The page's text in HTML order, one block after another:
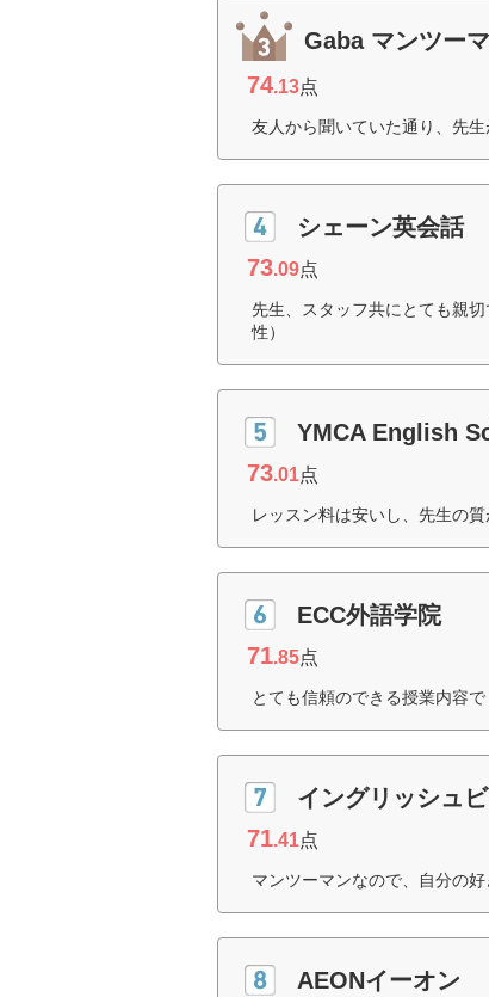
Gaba マンツー
74.13点
友人から聞いていた通り、先
シェーン英会話
73.09点
先生、スタッフ共にとても親
性）
YMCA English
73.01点
レッスン料は安いし、先生の
ECC外語学院
71.85点
とても信頼のできる授業内容で
イングリッシュ
71.41点
マンツーマンなので、自分の
AEONイーオン